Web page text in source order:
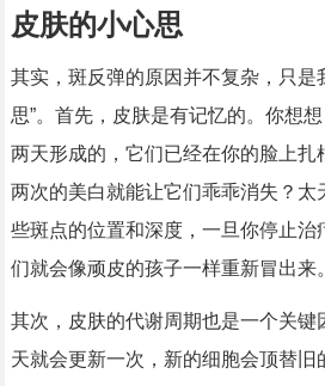
皮肤的小心思
其实，斑反弹的原因并不复杂，只是
思”。首先，皮肤是有记忆的。你想
两天形成的，它们已经在你的脸上扎
两次的美白就能让它们乖乖消失？太
些斑点的位置和深度，一旦你停止治
们就会像顽皮的孩子一样重新冒出来。
其次，皮肤的代谢周期也是一个关键
天就会更新一次，新的细胞会顶替旧